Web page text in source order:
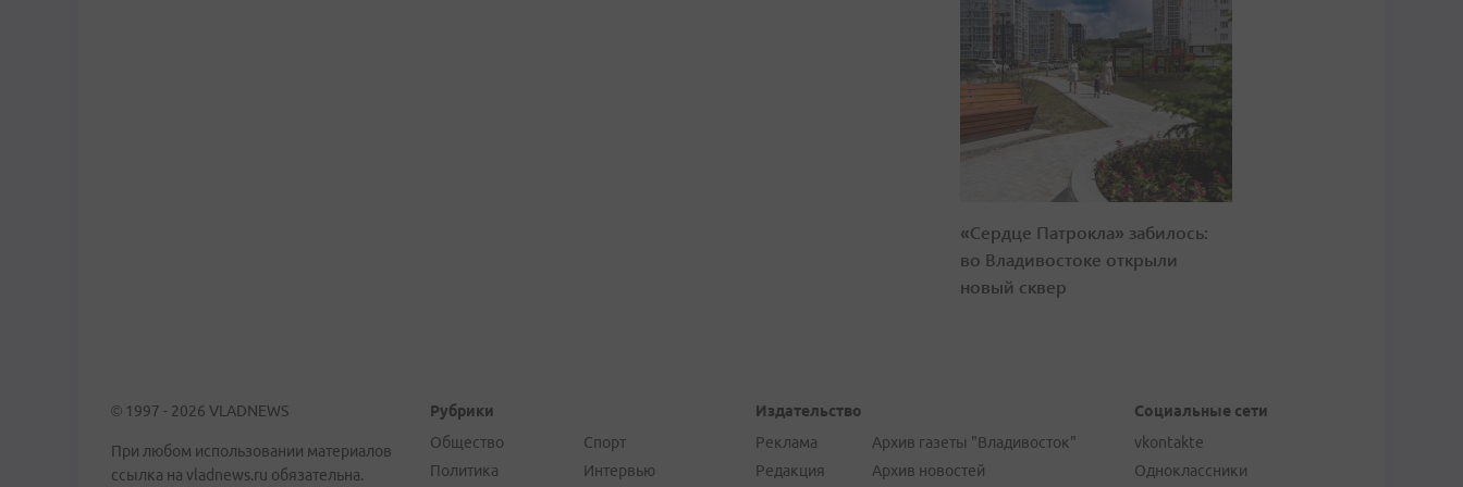
«Сердце Патрокла» забилось:
во Владивостоке открыли
новый сквер
© 1997 - 2026 VLADNEWS
При любом использовании материалов
ссылка на vladnews.ru обязательна.
Рубрики
Общество
Политика
Спорт
Интервью
Издательство
Реклама
Редакция
Архив газеты "Владивосток"
Архив новостей
Социальные сети
vkontakte
Одноклассники